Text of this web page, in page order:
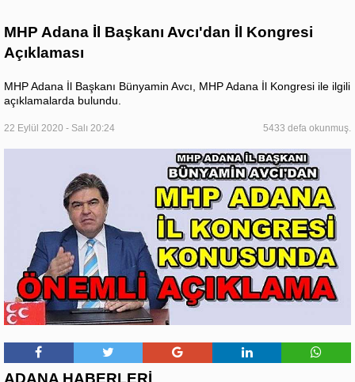
MHP Adana İl Başkanı Avcı'dan İl Kongresi
Açıklaması
MHP Adana İl Başkanı Bünyamin Avcı, MHP Adana İl Kongresi ile ilgili
açıklamalarda bulundu.
22 Eylül 2020 - Salı 20:24 5433 defa okunmuş.
ADANA HABERLERİ